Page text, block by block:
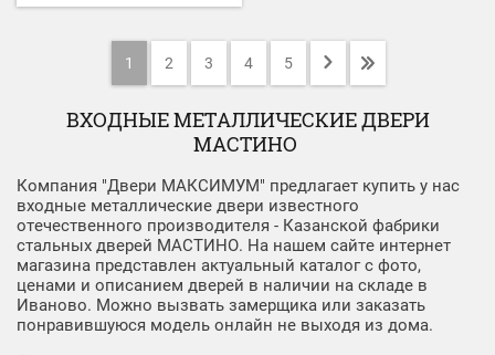
1 2 3 4 5
ВХОДНЫЕ МЕТАЛЛИЧЕСКИЕ ДВЕРИ
МАСТИНО
Компания "Двери МАКСИМУМ" предлагает купить у нас
входные металлические двери известного
отечественного производителя - Казанской фабрики
стальных дверей МАСТИНО. На нашем сайте интернет
магазина представлен актуальный каталог с фото,
ценами и описанием дверей в наличии на складе в
Иваново. Можно вызвать замерщика или заказать
понравившуюся модель онлайн не выходя из дома.